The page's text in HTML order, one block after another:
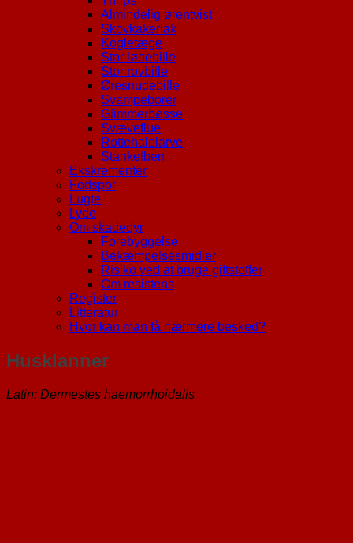
Almindelig ørentvist
Skovkakerlak
Kogletæge
Stor løbebille
Stor rovbille
Øresnudebille
Svampeborer
Glimmerbøsse
Svæveflue
Rottehalelarve
Stankelben
Ekskrementer
Fodspor
Lugte
Lyde
Om skadedyr
Forebyggelse
Bekæmpelsesmidler
Risiko ved at bruge giftstoffer
Om resistens
Register
Litteratur
Hvor kan man få nærmere besked?
Husklanner
Latin: Dermestes haemorrhoidalis